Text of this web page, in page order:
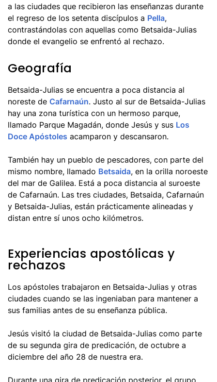
a las ciudades que recibieron las enseñanzas durante
el regreso de los setenta discípulos a Pella,
contrastándolas con aquellas como Betsaida-Julias
donde el evangelio se enfrentó al rechazo.
Geografía
Betsaida-Julias se encuentra a poca distancia al
noreste de Cafarnaún. Justo al sur de Betsaida-Julias
hay una zona turística con un hermoso parque,
llamado Parque Magadán, donde Jesús y sus Los
Doce Apóstoles acamparon y descansaron.
También hay un pueblo de pescadores, con parte del
mismo nombre, llamado Betsaida, en la orilla noroeste
del mar de Galilea. Está a poca distancia al suroeste
de Cafarnaún. Las tres ciudades, Betsaida, Cafarnaún
y Betsaida-Julias, están prácticamente alineadas y
distan entre sí unos ocho kilómetros.
Experiencias apostólicas y
rechazos
Los apóstoles trabajaron en Betsaida-Julias y otras
ciudades cuando se las ingeniaban para mantener a
sus familias antes de su enseñanza pública.
Jesús visitó la ciudad de Betsaida-Julias como parte
de su segunda gira de predicación, de octubre a
diciembre del año 28 de nuestra era.
Durante una gira de predicación posterior, el grupo